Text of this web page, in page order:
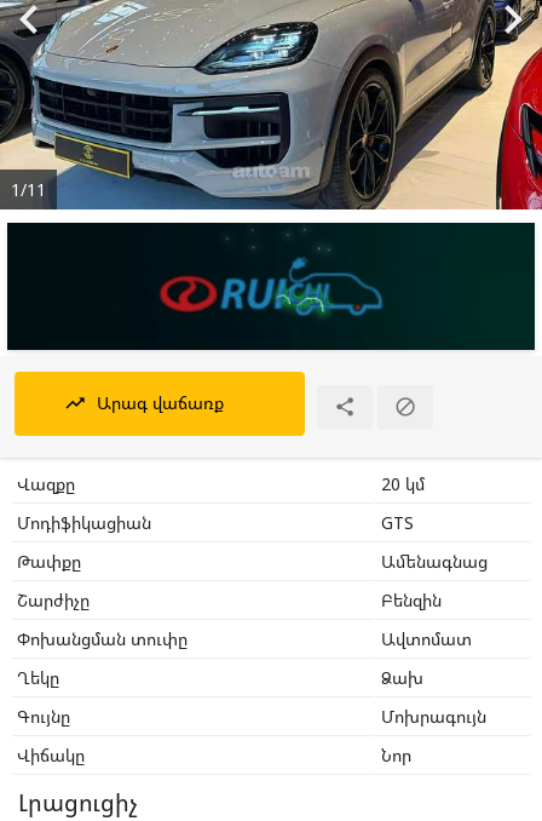
1/11
 
trending_up Արագ վաճառք  
Վազքը
20 կմ
Մոդիֆիկացիան
GTS
Թափքը
Ամենագնաց
Շարժիչը
Բենզին
Փոխանցման տուփը
Ավտոմատ
Ղեկը
Ձախ
Գույնը
Մոխրագույն
Վիճակը
Նոր
Լրացուցիչ